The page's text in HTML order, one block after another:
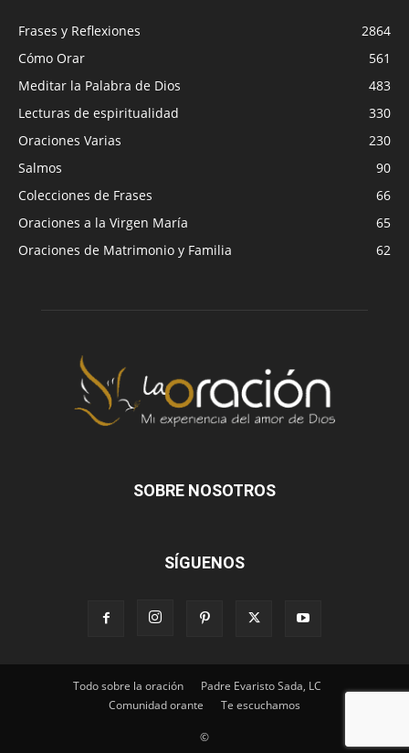
Frases y Reflexiones
2864
Cómo Orar
561
Meditar la Palabra de Dios
483
Lecturas de espiritualidad
330
Oraciones Varias
230
Salmos
90
Colecciones de Frases
66
Oraciones a la Virgen María
65
Oraciones de Matrimonio y Familia
62
SOBRE NOSOTROS
SÍGUENOS
Todo sobre la oración
Padre Evaristo Sada, LC
Comunidad orante
Te escuchamos
©